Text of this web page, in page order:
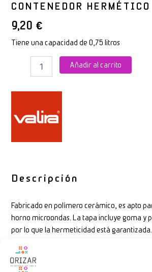
CONTENEDOR HERMÉTICO
9,20€
Tiene una capacidad de 0,75 litros
Añadir al carrito
Descripción
Fabricado en polímero cerámico, es apto
horno microondas. La tapa incluye goma y
por lo que la hermeticidad está garantizada.
Los tenemos de diferentes tamaños y